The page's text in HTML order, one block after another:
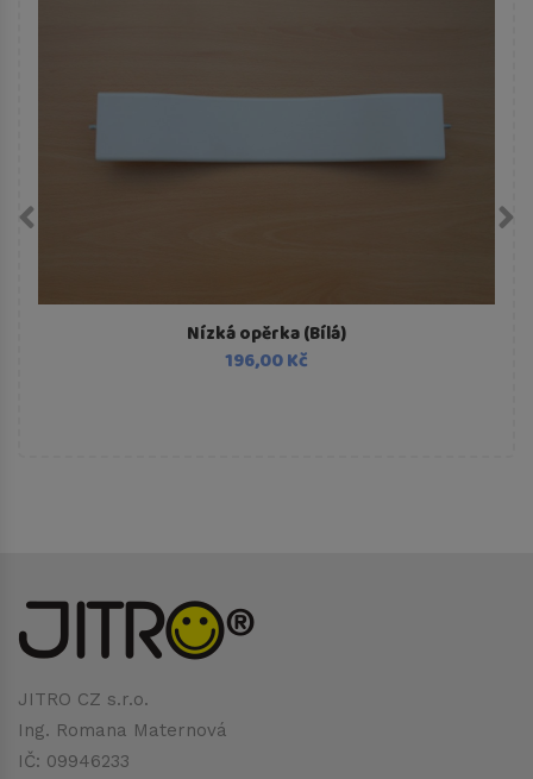
Nízká opěrka (Bílá)
196,00 Kč
JITRO CZ s.r.o.
Ing. Romana Maternová
IČ: 09946233